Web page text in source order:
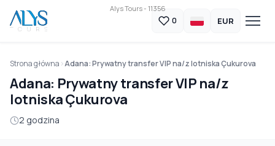
Alys Tours - 11356
0 EUR
Strona główna Adana: Prywatny transfer VIP na/z lotniska Çukurova
Adana: Prywatny transfer VIP na/z
lotniska Çukurova
2 godzina